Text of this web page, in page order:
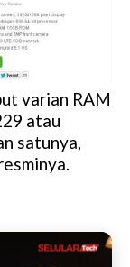
varian RAM
atau
satunya,